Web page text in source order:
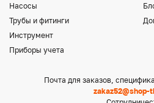
Насосы
Трубы и фитинги
Инструмент
Приборы учета
Почта для заказов,
zakaz52@shop-